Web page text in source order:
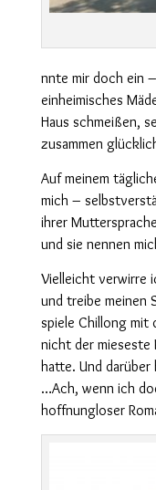
nnte mir doch ein
einheimisches
Haus schmeißen,
zusammen
Auf meinem
mich –
ihrer
und sie nennen
Vielleicht verwirre
und treibe meinen
spiele Chillong mit
nicht der mieseste
hatte. Und darüber
…Ach, wenn ich
hoffnungloser